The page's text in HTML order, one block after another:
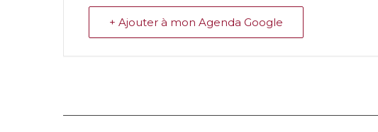
+ Ajouter à mon Agenda Google